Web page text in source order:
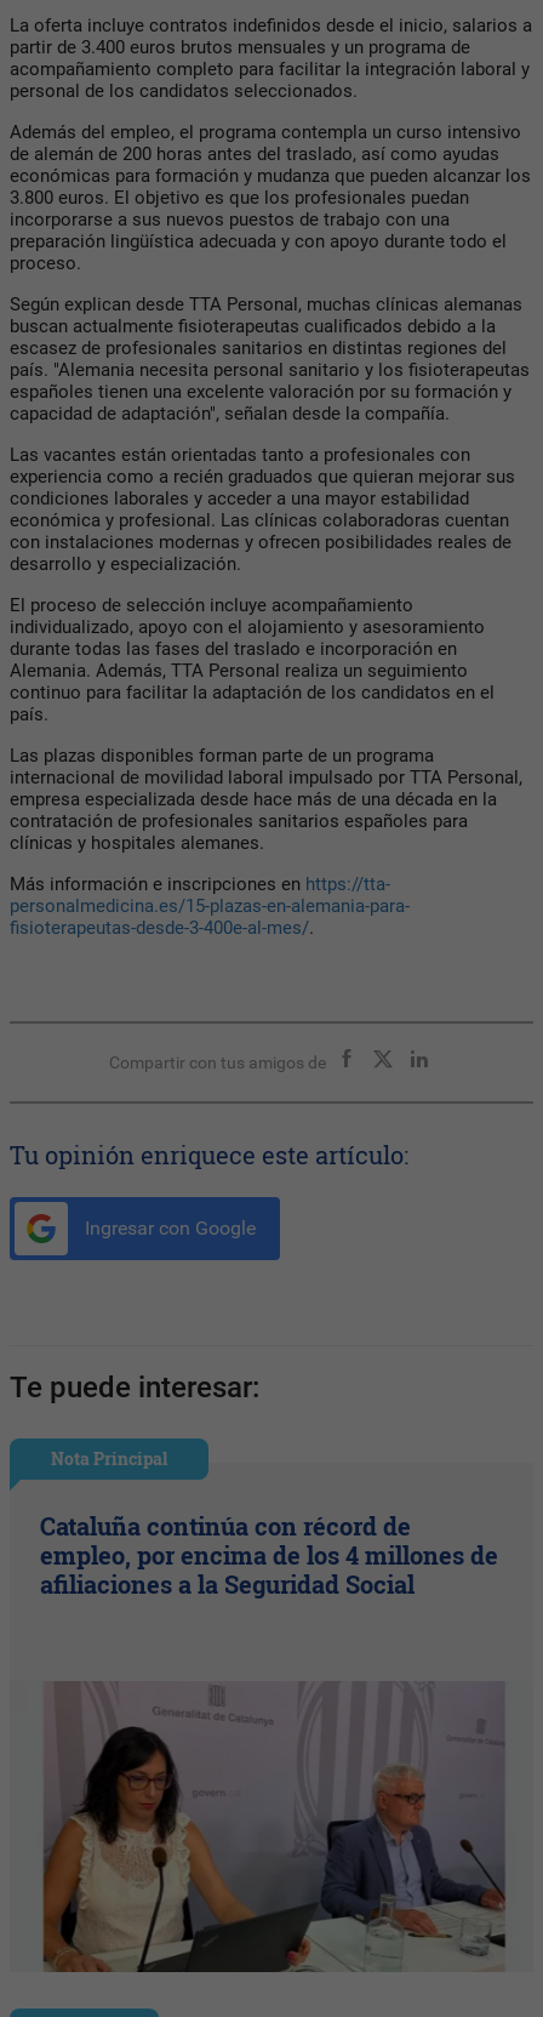
La oferta incluye contratos indefinidos desde el inicio, salarios a
partir de 3.400 euros brutos mensuales y un programa de
acompañamiento completo para facilitar la integración laboral y
personal de los candidatos seleccionados.
Además del empleo, el programa contempla un curso intensivo
de alemán de 200 horas antes del traslado, así como ayudas
económicas para formación y mudanza que pueden alcanzar los
3.800 euros. El objetivo es que los profesionales puedan
incorporarse a sus nuevos puestos de trabajo con una
preparación lingüística adecuada y con apoyo durante todo el
proceso.
Según explican desde TTA Personal, muchas clínicas alemanas
buscan actualmente fisioterapeutas cualificados debido a la
escasez de profesionales sanitarios en distintas regiones del
país. "Alemania necesita personal sanitario y los fisioterapeutas
españoles tienen una excelente valoración por su formación y
capacidad de adaptación", señalan desde la compañía.
Las vacantes están orientadas tanto a profesionales con
experiencia como a recién graduados que quieran mejorar sus
condiciones laborales y acceder a una mayor estabilidad
económica y profesional. Las clínicas colaboradoras cuentan
con instalaciones modernas y ofrecen posibilidades reales de
desarrollo y especialización.
El proceso de selección incluye acompañamiento
individualizado, apoyo con el alojamiento y asesoramiento
durante todas las fases del traslado e incorporación en
Alemania. Además, TTA Personal realiza un seguimiento
continuo para facilitar la adaptación de los candidatos en el
país.
Las plazas disponibles forman parte de un programa
internacional de movilidad laboral impulsado por TTA Personal,
empresa especializada desde hace más de una década en la
contratación de profesionales sanitarios españoles para
clínicas y hospitales alemanes.
Más información e inscripciones en https://tta-
personalmedicina.es/15-plazas-en-alemania-para-
fisioterapeutas-desde-3-400e-al-mes/.
Compartir con tus amigos de
Tu opinión enriquece este artículo:
Ingresar con Google
Te puede interesar:
Nota Principal
Cataluña continúa con récord de
empleo, por encima de los 4 millones de
afiliaciones a la Seguridad Social